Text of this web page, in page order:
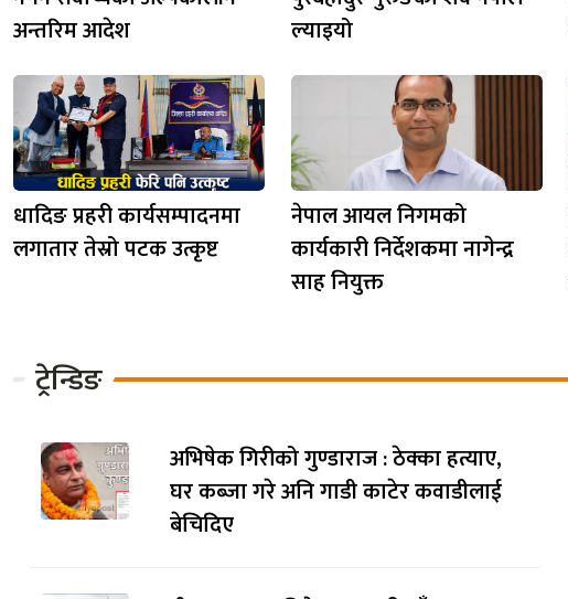
अन्तरिम आदेश
ल्याइयो
धादिङ प्रहरी कार्यसम्पादनमा
लगातार तेस्रो पटक उत्कृष्ट
नेपाल आयल निगमको
कार्यकारी निर्देशकमा नागेन्द्र
साह नियुक्त
ट्रेन्डिङ
अभिषेक गिरीको गुण्डाराज : ठेक्का हत्याए,
घर कब्जा गरे अनि गाडी काटेर कवाडीलाई
बेचिदिए